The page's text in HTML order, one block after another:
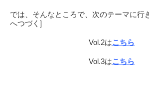
では、そんなところで、次のテーマに行
へつづく]
Vol.2はこちら
Vol.3はこちら